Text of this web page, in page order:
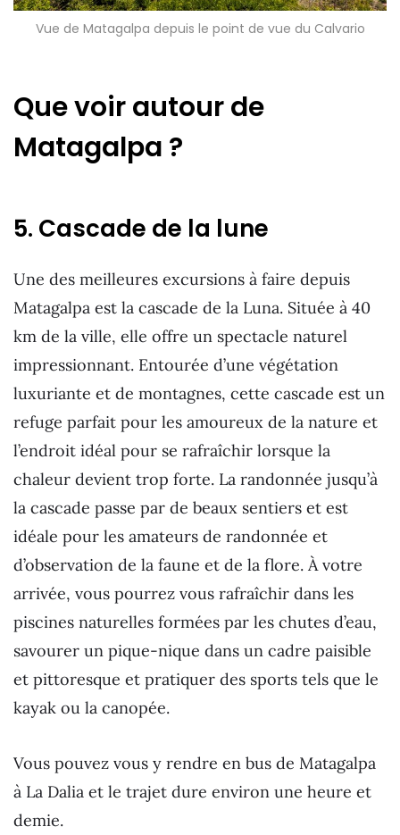
Vue de Matagalpa depuis le point de vue du Calvario
Que voir autour de
Matagalpa ?
5. Cascade de la lune
Une des meilleures excursions à faire depuis
Matagalpa est la cascade de la Luna. Située à 40
km de la ville, elle offre un spectacle naturel
impressionnant. Entourée d’une végétation
luxuriante et de montagnes, cette cascade est un
refuge parfait pour les amoureux de la nature et
l’endroit idéal pour se rafraîchir lorsque la
chaleur devient trop forte. La randonnée jusqu’à
la cascade passe par de beaux sentiers et est
idéale pour les amateurs de randonnée et
d’observation de la faune et de la flore. À votre
arrivée, vous pourrez vous rafraîchir dans les
piscines naturelles formées par les chutes d’eau,
savourer un pique-nique dans un cadre paisible
et pittoresque et pratiquer des sports tels que le
kayak ou la canopée.
Vous pouvez vous y rendre en bus de Matagalpa
à La Dalia et le trajet dure environ une heure et
demie.